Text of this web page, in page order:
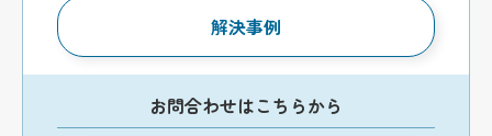
解決事例
お問合わせはこちらから